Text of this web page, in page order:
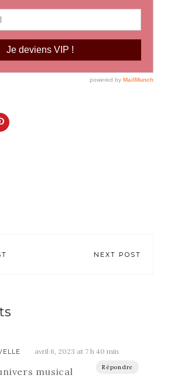
NEXT POST
avril 6, 2023 at 7 h 40 min
Répondre
musical